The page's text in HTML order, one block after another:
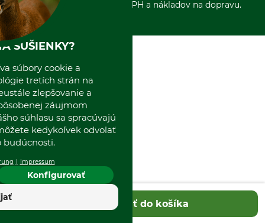
Pridať do košíka
Osobný odber
Predajňa
Kolektív GRUBE
Naše pobočky v Európe
*Všetky ceny sú vrátane DPH a nákladov na dopravu.
SUŠIENKY?
súbory cookie a
tretích strán na
zlepšovanie a
záujmom
súhlasu sa spracúvajú
kedykoľvek odvolať
budúcnosti.
Impressum
Konfigurovať